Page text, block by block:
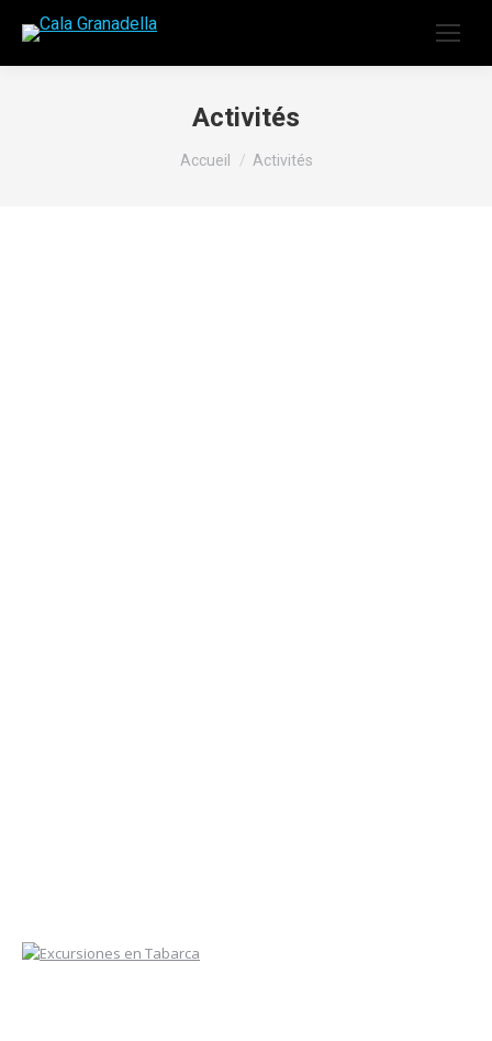
Activités
Vous êtes ici :
Accueil Activités